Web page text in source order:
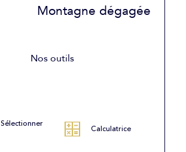
Montagne dégagée
Nos outils
Sélectionner Calculatrice